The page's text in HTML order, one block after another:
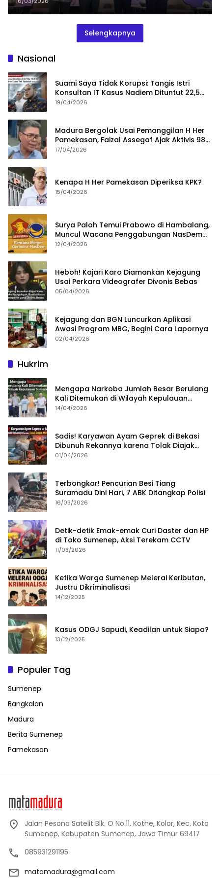
Selengkapnya
Nasional
Suami Saya Tidak Korupsi: Tangis Istri
Konsultan IT Kasus Nadiem Dituntut 22,5
Tahun
19/04/2026
Madura Bergolak Usai Pemanggilan H Her
Pamekasan, Faizal Assegaf Ajak Aktivis 98
Bongkar Permainan KPK
17/04/2026
Kenapa H Her Pamekasan Diperiksa KPK?
15/04/2026
Surya Paloh Temui Prabowo di Hambalang,
Muncul Wacana Penggabungan NasDem
dan Gerindra
12/04/2026
Heboh! Kajari Karo Diamankan Kejagung
Usai Perkara Videografer Divonis Bebas
05/04/2026
Kejagung dan BGN Luncurkan Aplikasi
Awasi Program MBG, Begini Cara Lapornya
02/04/2026
Hukrim
Mengapa Narkoba Jumlah Besar Berulang
Kali Ditemukan di Wilayah Kepulauan
Sumenep?
14/04/2026
Sadis! Karyawan Ayam Geprek di Bekasi
Dibunuh Rekannya karena Tolak Diajak
Merampok Majikan
01/04/2026
Terbongkar! Pencurian Besi Tiang
Suramadu Dini Hari, 7 ABK Ditangkap Polisi
16/03/2026
Detik-detik Emak-emak Curi Daster dan HP
di Toko Sumenep, Aksi Terekam CCTV
11/03/2026
Ketika Warga Sumenep Melerai Keributan,
Justru Dikriminalisasi
14/12/2025
Kasus ODGJ Sapudi, Keadilan untuk Siapa?
13/12/2025
Populer Tag
Sumenep
Bangkalan
Madura
Berita Sumenep
Pamekasan
Jalan Pesona Satelit Blk. O No.11, Kothe, Kolor, Kec. Kota
Sumenep, Kabupaten Sumenep, Jawa Timur 69417
085931291195
matamadura@gmail.com